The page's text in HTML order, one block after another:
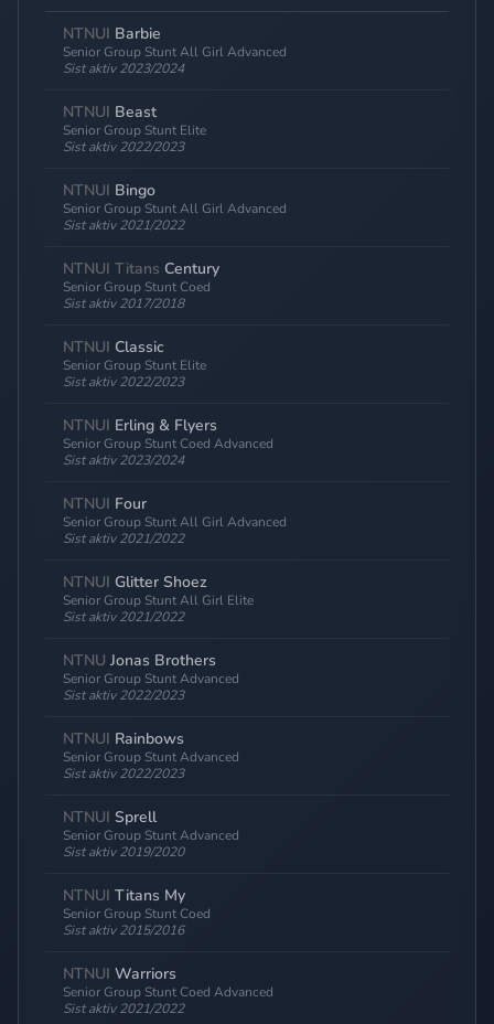
NTNUI Barbie
Senior Group Stunt All Girl Advanced
Sist aktiv 2023/2024
NTNUI Beast
Senior Group Stunt Elite
Sist aktiv 2022/2023
NTNUI Bingo
Senior Group Stunt All Girl Advanced
Sist aktiv 2021/2022
NTNUI Titans Century
Senior Group Stunt Coed
Sist aktiv 2017/2018
NTNUI Classic
Senior Group Stunt Elite
Sist aktiv 2022/2023
NTNUI Erling & Flyers
Senior Group Stunt Coed Advanced
Sist aktiv 2023/2024
NTNUI Four
Senior Group Stunt All Girl Advanced
Sist aktiv 2021/2022
NTNUI Glitter Shoez
Senior Group Stunt All Girl Elite
Sist aktiv 2021/2022
NTNU Jonas Brothers
Senior Group Stunt Advanced
Sist aktiv 2022/2023
NTNUI Rainbows
Senior Group Stunt Advanced
Sist aktiv 2022/2023
NTNUI Sprell
Senior Group Stunt Advanced
Sist aktiv 2019/2020
NTNUI Titans My
Senior Group Stunt Coed
Sist aktiv 2015/2016
NTNUI Warriors
Senior Group Stunt Coed Advanced
Sist aktiv 2021/2022